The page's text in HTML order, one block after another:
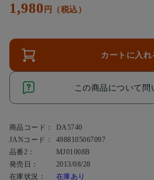
1,980 円（税込）
カートに入れ
この商品について問
商品コード：
DA5740
JANコード：
4988105067097
品番2：
MJ01008B
発売日：
2013/08/28
在庫状況：
在庫あり